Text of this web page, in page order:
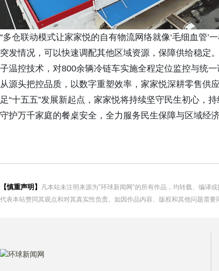
“多仓联动模式让家家悦的自有物流网络就像‘毛细血管
突发情况，可以快速调配其他区域资源，保障供给稳定
子温控技术，对800余辆冷链车实施全程定位监控与统
从源头把控品质，以数字重塑效率，家家悦深耕零售供
足“十五五”发展新起点，家家悦将持续坚守民生初心，
守护万千家庭的餐桌安全，全力服务民生保障与区域经
【慎重声明】
凡本站未注明来源为"环球新闻网"的所有作品，均转载、编译
代表本站赞同其观点和对其真实性负责。如因作品内容、版权和其他问题需